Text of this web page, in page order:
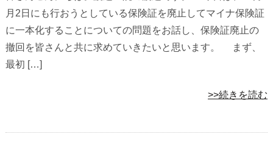
月2日にも行おうとしている保険証を廃止してマイナ保険証
に一本化することについての問題をお話し、保険証廃止の
撤回を皆さんと共に求めていきたいと思います。 まず、
最初 […]
>>続きを読む